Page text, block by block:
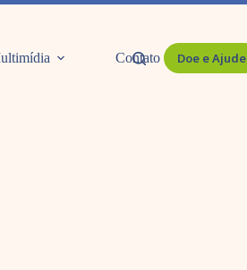
Contato Doe e Ajude